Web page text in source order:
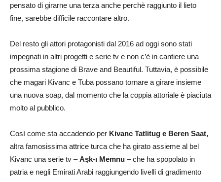
pensato di girarne una terza anche perchè raggiunto il lieto
fine, sarebbe difficile raccontare altro.
Del resto gli attori protagonisti dal 2016 ad oggi sono stati
impegnati in altri progetti e serie tv e non c’è in cantiere una
prossima stagione di Brave and Beautiful. Tuttavia, è possibile
che magari Kivanc e Tuba possano tornare a girare insieme
una nuova soap, dal momento che la coppia attoriale è piaciuta
molto al pubblico.
Così come sta accadendo per Kivanc Tatlitug e Beren Saat,
altra famosissima attrice turca che ha girato assieme al bel
Kivanc una serie tv –Aşk-ı Memnu – che ha spopolato in
patria e negli Emirati Arabi raggiungendo livelli di gradimento